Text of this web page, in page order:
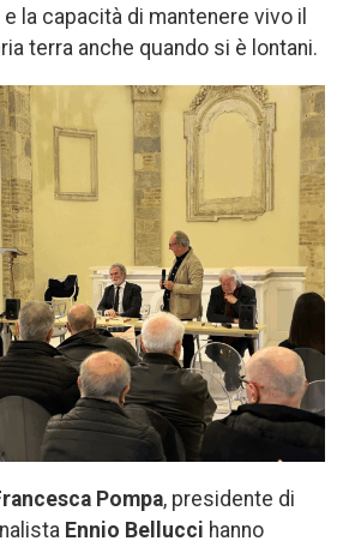
la capacità di mantenere vivo il
terra anche quando si è lontani.
Pompa, presidente di
Ennio Bellucci hanno